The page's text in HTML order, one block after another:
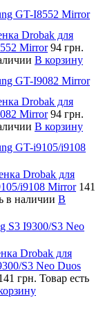
GT-I8552 Mirror
Drobak для
Mirror 94 грн.
В корзину
GT-I9082 Mirror
Drobak для
Mirror 94 грн.
В корзину
GT-i9105/i9108
Drobak для
i9108 Mirror 141
в наличии В
S3 I9300/S3 Neo
Drobak для
S3 Neo Duos
грн. Товар есть